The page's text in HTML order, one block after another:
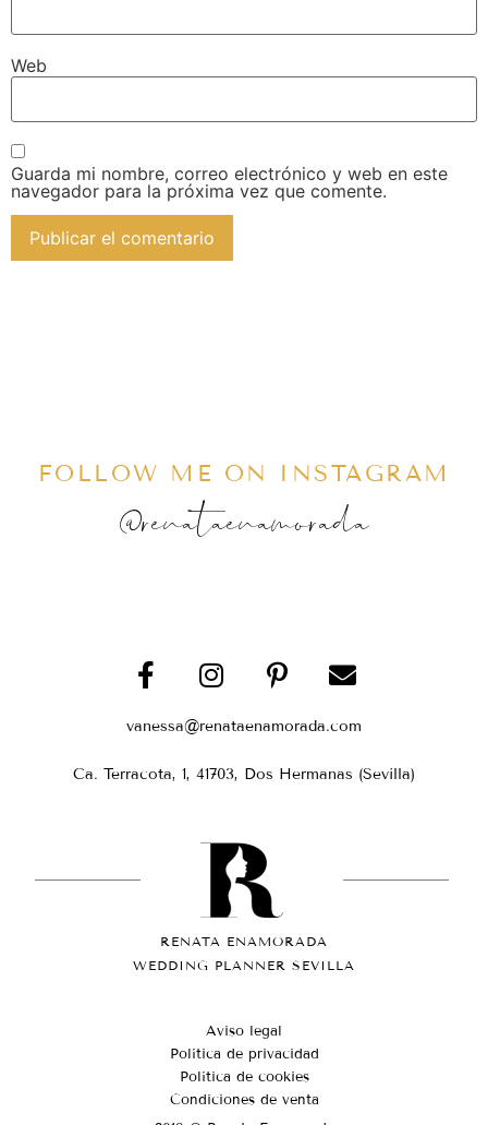
Web
Guarda mi nombre, correo electrónico y web en este
navegador para la próxima vez que comente.
FOLLOW ME ON INSTAGRAM
@renataenamorada
vanessa@renataenamorada.com
Ca. Terracota, 1, 41703, Dos Hermanas (Sevilla)
RENATA ENAMORADA
WEDDING PLANNER SEVILLA
Aviso legal
Política de privacidad
Política de cookies
Condiciones de venta